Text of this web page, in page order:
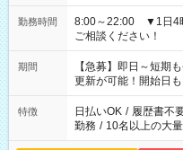
勤務時間
8:00～22:00 ▼1日4
ご相談ください！
期間
【急募】即日～短期
更新が可能！開始日
特徴 日払いOK / 履歴書不
勤務 / 10名以上の大